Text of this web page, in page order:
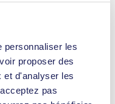
personnaliser les
proposer des
et d'analyser les
pas